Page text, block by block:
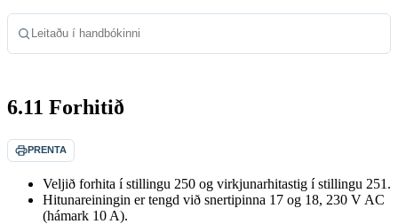
Leitaðu í handbókinni
6.11 Forhitið
PRENTA
Veljið forhita í stillingu 250 og virkjunarhitastig í stillingu 251.
Hitunareiningin er tengd við snertipinna 17 og 18, 230 V AC
(hámark 10 A).